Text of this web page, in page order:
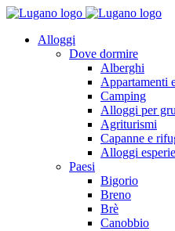
Alloggi
Dove dormire
Alberghi
Appartamenti
Camping
Alloggi per
Agriturismi
Capanne e
Alloggi
Paesi
Bigorio
Breno
Brè
Canobbio